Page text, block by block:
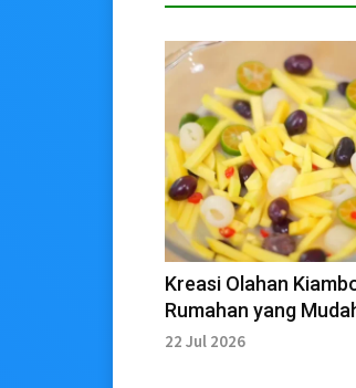
Kreasi Olahan
Rumahan yang
Dibuat
22 Jul 2026